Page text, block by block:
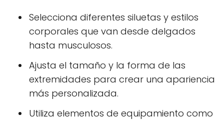
Selecciona diferentes siluetas y estilos
corporales que van desde delgados
hasta musculosos.
Ajusta el tamaño y la forma de las
extremidades para crear una apariencia
más personalizada.
Utiliza elementos de equipamiento como